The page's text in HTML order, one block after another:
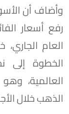
وأضاف أن
رفع أسعار
العام
العالمية،
الذهب خلال